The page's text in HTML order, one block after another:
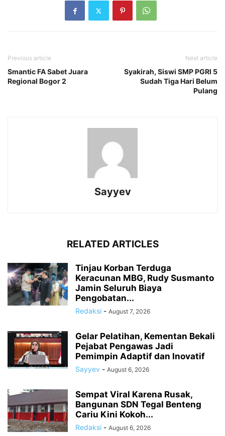
Previous article
Smantic FA Sabet Juara
Regional Bogor 2
Next article
Syakirah, Siswi SMP PGRI 5
Sudah Tiga Hari Belum
Pulang
Sayyev
RELATED ARTICLES
Tinjau Korban Terduga
Keracunan MBG, Rudy Susmanto
Jamin Seluruh Biaya
Pengobatan...
Redaksi - August 7, 2026
Gelar Pelatihan, Kementan Bekali
Pejabat Pengawas Jadi
Pemimpin Adaptif dan Inovatif
Sayyev - August 6, 2026
Sempat Viral Karena Rusak,
Bangunan SDN Tegal Benteng
Cariu Kini Kokoh...
Redaksi - August 6, 2026